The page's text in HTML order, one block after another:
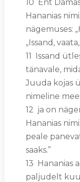
10 Ent
Hananias
nägemuses:
„Issand,
11 Issand
tänavale,
Juuda kojas
nimeline
12 ja on
Hananias
peale
saaks.”
13 Hananias
paljudelt